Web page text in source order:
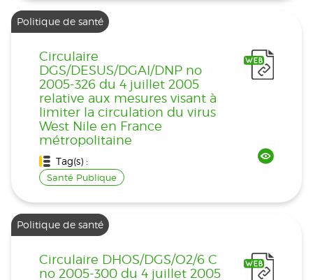
Politique de santé
Circulaire
DGS/DESUS/DGAI/DNP no
2005-326 du 4 juillet 2005
relative aux mesures visant à
limiter la circulation du virus
West Nile en France
métropolitaine
Tag(s) :
Santé Publique
Politique de santé
Circulaire DHOS/DGS/O2/6 C
no 2005-300 du 4 juillet 2005